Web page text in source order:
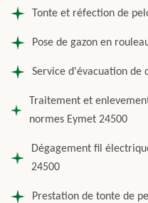
Tonte et réfection de
Pose de gazon en
Service d'évacuation de
Traitement et
normes Eymet 24500
Dégagement fil
24500
Prestation de tonte de